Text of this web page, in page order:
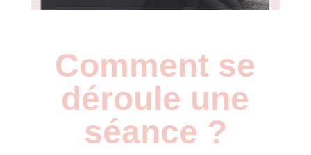
Comment se
déroule une
séance ?